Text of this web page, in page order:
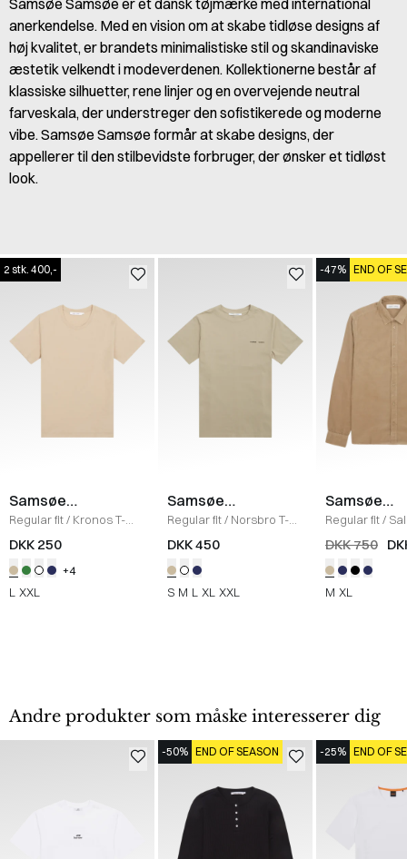
anerkendelse. Med en vision om at skabe tidløse designs af
høj kvalitet, er brandets minimalistiske stil og skandinaviske
æstetik velkendt i modeverdenen. Kollektionerne består af
klassiske silhuetter, rene linjer og en overvejende neutral
farveskala, der understreger den sofistikerede og moderne
vibe. Samsøe Samsøe formår at skabe designs, der
appellerer til den stilbevidste forbruger, der ønsker et tidløst
look.
2 stk. 400,-
Samsøe
Samsøe
Regular fit/ Kronos T-
Shirt / HUMUS
DKK 250
+4
L XXL
Samsøe
Samsøe
Regular fit/ Norsbro T-
shirt
PURE CASHMERE
DKK 450
S M L XL XXL
-47% END OF
Samsøe
Samsøe
Regular fit/
Skjorte/
DKK 750
M XL
Andre produkter som måske interesserer dig
-50% END OF SEASON -25% END OF